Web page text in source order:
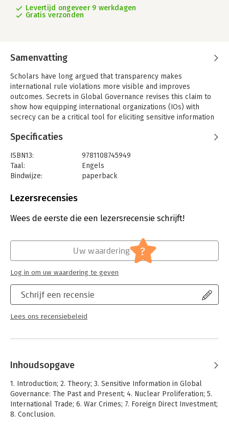
Levertijd ongeveer 9 werkdagen
Gratis verzonden
Samenvatting
Scholars have long argued that transparency makes
international rule violations more visible and improves
outcomes. Secrets in Global Governance revises this claim to
show how equipping international organizations (IOs) with
secrecy can be a critical tool for eliciting sensitive information
disclosing information about violations of international rules by
information or the sources and methods used to collect
intelligence. IOs equipped with effective confidentiality
systems can analyze and act on sensitive information while
analyses of new data, elite interviews, and archival research to
including nuclear proliferation, international trade, justice for
Governance brings a groundbreaking new perspective to the
literature of international relations.
Specificaties
ISBN13:
9781108745949
Taal:
Engels
Bindwijze:
paperback
Uitgever:
Internationaal recht - overige
Cambridge Studies in International
Lezersrecensies
Wees de eerste die een lezersrecensie schrijft!
Schrijf een recensie
Lees ons recensiebeleid
Uw waardering ?
Log in om uw waardering te geven
Inhoudsopgave
1. Introduction; 2. Theory; 3. Sensitive Information in Global
Governance: The Past and Present; 4. Nuclear Proliferation; 5.
International Trade; 6. War Crimes; 7. Foreign Direct Investment;
8. Conclusion.